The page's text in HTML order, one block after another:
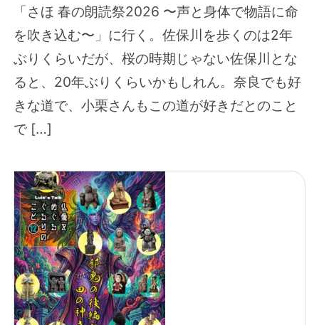
「さほ 春の朗読祭2026 〜声と身体で物語に命
を吹き込む〜」に行く。佐保川を歩くのは2年
ぶりくらいだが、桜の時期じゃない佐保川とな
ると、20年ぶりくらいかもしれん。奈良でも好
きな道で、小栗さんもこの道が好きだとのこと
で […]